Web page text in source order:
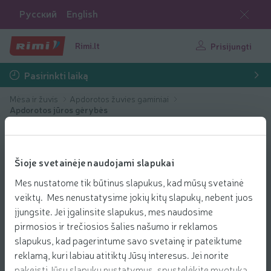
Šioje svetainėje naudojami slapukai
Mes nustatome tik būtinus slapukus, kad mūsų svetainė
veiktų. Mes nenustatysime jokių kitų slapukų, nebent juos
įjungsite. Jei įgalinsite slapukus, mes naudosime
pirmosios ir trečiosios šalies našumo ir reklamos
slapukus, kad pagerintume savo svetainę ir pateiktume
reklamą, kuri labiau atitiktų Jūsų interesus. Jei norite
Русский English
Rimi.lt Prisijungti
Pasirinkti laiką
Mėsa ir žuvis
Apdorotos žuvies gaminiai
Apdorotos jūros gėrybės